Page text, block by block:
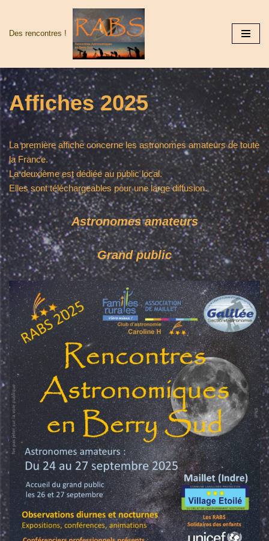
Aller
Des rencontres !
Affiches 2025
La première affiche concerne les astronomes amateurs de toute
la France.
La deuxième est dédiée au public local.
Elles sont téléchargeables pour une large diffusion.
Astronomes amateurs
Grand public